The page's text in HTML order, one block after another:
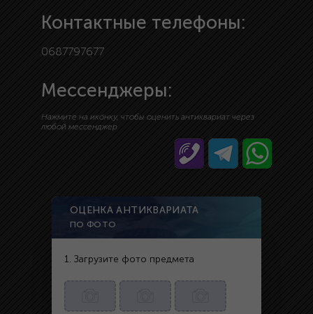
Контактные телефоны:
0687797677
Мессенджеры:
Нажмите на иконку, чтобы оценить антиквариат через
любой мессенджер
ОЦЕНКА АНТИКВАРИАТА
ПО ФОТО
1. Загрузите фото предмета